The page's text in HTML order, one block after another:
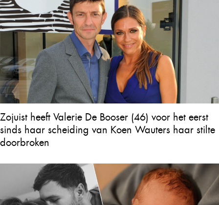
Zojuist heeft Valerie De Booser (46) voor het eerst
sinds haar scheiding van Koen Wauters haar stilte
doorbroken